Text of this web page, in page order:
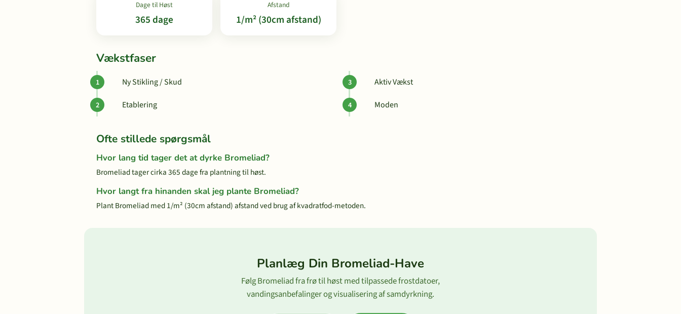
Dage til Høst
365 dage
Afstand
1/m² (30cm afstand)
Vækstfaser
Ny Stikling / Skud
Etablering
Aktiv Vækst
Moden
Ofte stillede spørgsmål
Hvor lang tid tager det at dyrke Bromeliad?
Bromeliad tager cirka 365 dage fra plantning til høst.
Hvor langt fra hinanden skal jeg plante Bromeliad?
Plant Bromeliad med 1/m² (30cm afstand) afstand ved brug af kvadratfod-metoden.
Planlæg Din Bromeliad-Have
Følg Bromeliad fra frø til høst med tilpassede frostdatoer,
vandingsanbefalinger og visualisering af samdyrkning.